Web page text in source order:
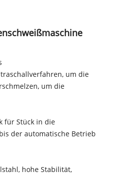
um die
um die
für Stück in die
der automatische Betrieb
hohe Stabilität,